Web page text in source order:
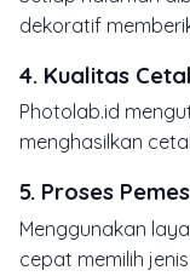
dekoratif
4. Kualitas
Photolab.id
menghasilkan
5. Proses
Menggunakan
cepat memilih